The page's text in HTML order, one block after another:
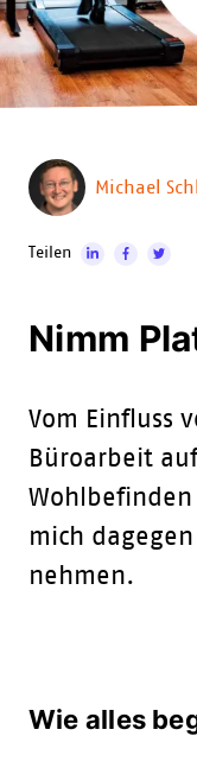
Michael
Teilen
Nimm
Vom Einfluss
Büroarbeit
mich
nehmen.
Wie alles